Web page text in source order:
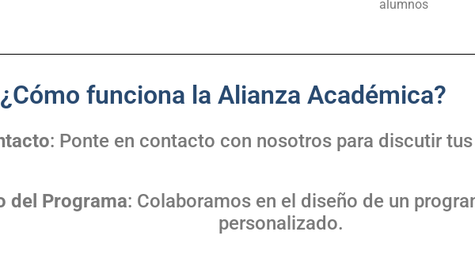
alumnos
¿Cómo funciona la Alianza Académica?
: Ponte en contacto con nosotros para discutir
del Programa: Colaboramos en el diseño de un
personalizado.